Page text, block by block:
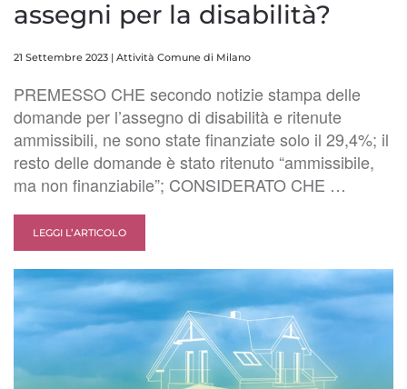
assegni per la disabilità?
21 Settembre 2023 | Attività Comune di Milano
PREMESSO CHE secondo notizie stampa delle
domande per l’assegno di disabilità e ritenute
ammissibili, ne sono state finanziate solo il 29,4%; il
resto delle domande è stato ritenuto “ammissibile,
ma non finanziabile”; CONSIDERATO CHE …
LEGGI L’ARTICOLO